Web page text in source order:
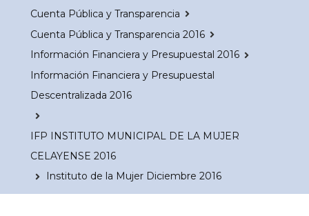
Cuenta Pública y Transparencia
Cuenta Pública y Transparencia 2016
Información Financiera y Presupuestal 2016
Información Financiera y Presupuestal
Descentralizada 2016
IFP INSTITUTO MUNICIPAL DE LA MUJER
CELAYENSE 2016
Instituto de la Mujer Diciembre 2016